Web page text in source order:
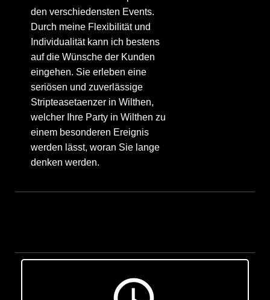
den verschiedensten Events.
Durch meine Flexibilität und
Individualität kann ich bestens
auf die Wünsche der Kunden
eingehen. Sie erleben eine
seriösen und zuverlässige
Stripteasetaenzer in Wilthen,
welcher Ihre Party in Wilthen zu
einem besonderen Ereignis
werden lässt, woran Sie lange
denken werden.